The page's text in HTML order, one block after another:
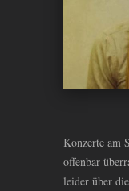
Konzerte am
offenbar
leider über